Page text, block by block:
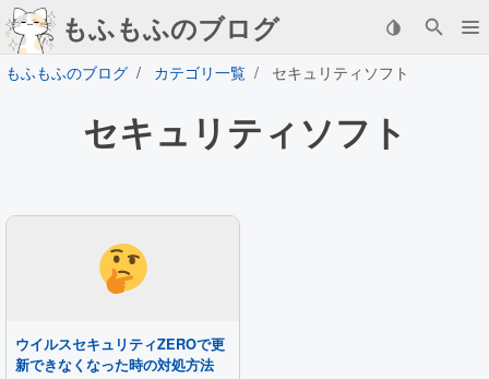
もふもふのブログ
もふもふのブログ カテゴリ一覧 セキュリティソフト
セキュリティソフト
ウイルスセキュリティZEROで更
新できなくなった時の対処方法